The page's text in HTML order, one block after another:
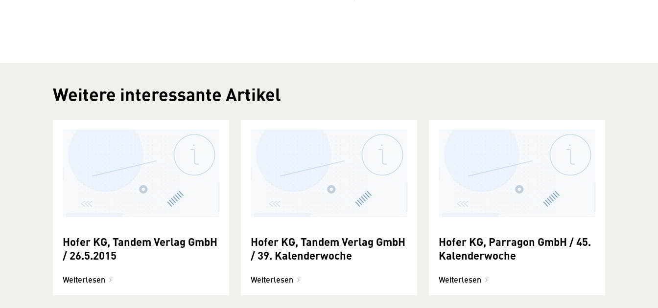
Weitere interessante Artikel
Hofer KG, Tandem Verlag GmbH
/ 26.5.2015
Weiterlesen
Hofer KG, Tandem Verlag GmbH
/ 39. Kalenderwoche
Weiterlesen
Hofer KG, Parragon GmbH / 45.
Kalenderwoche
Weiterlesen